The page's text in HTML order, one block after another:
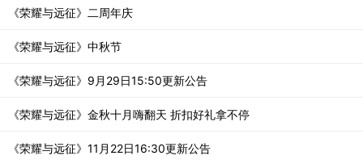
《荣耀与远征》二周年庆
《荣耀与远征》中秋节
《荣耀与远征》9月29日15:50更新公告
《荣耀与远征》金秋十月嗨翻天 折扣好礼拿不停
《荣耀与远征》11月22日16:30更新公告